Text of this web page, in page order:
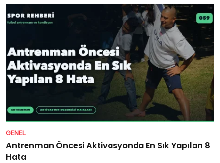
GENEL
Antrenman Öncesi Aktivasyonda En Sık Yapılan 8
Hata